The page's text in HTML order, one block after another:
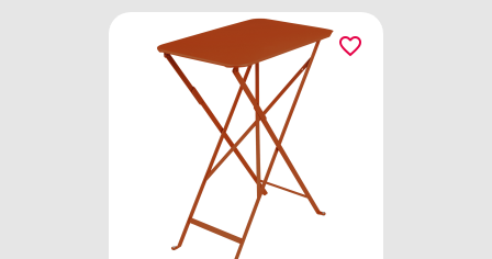
favorite_border